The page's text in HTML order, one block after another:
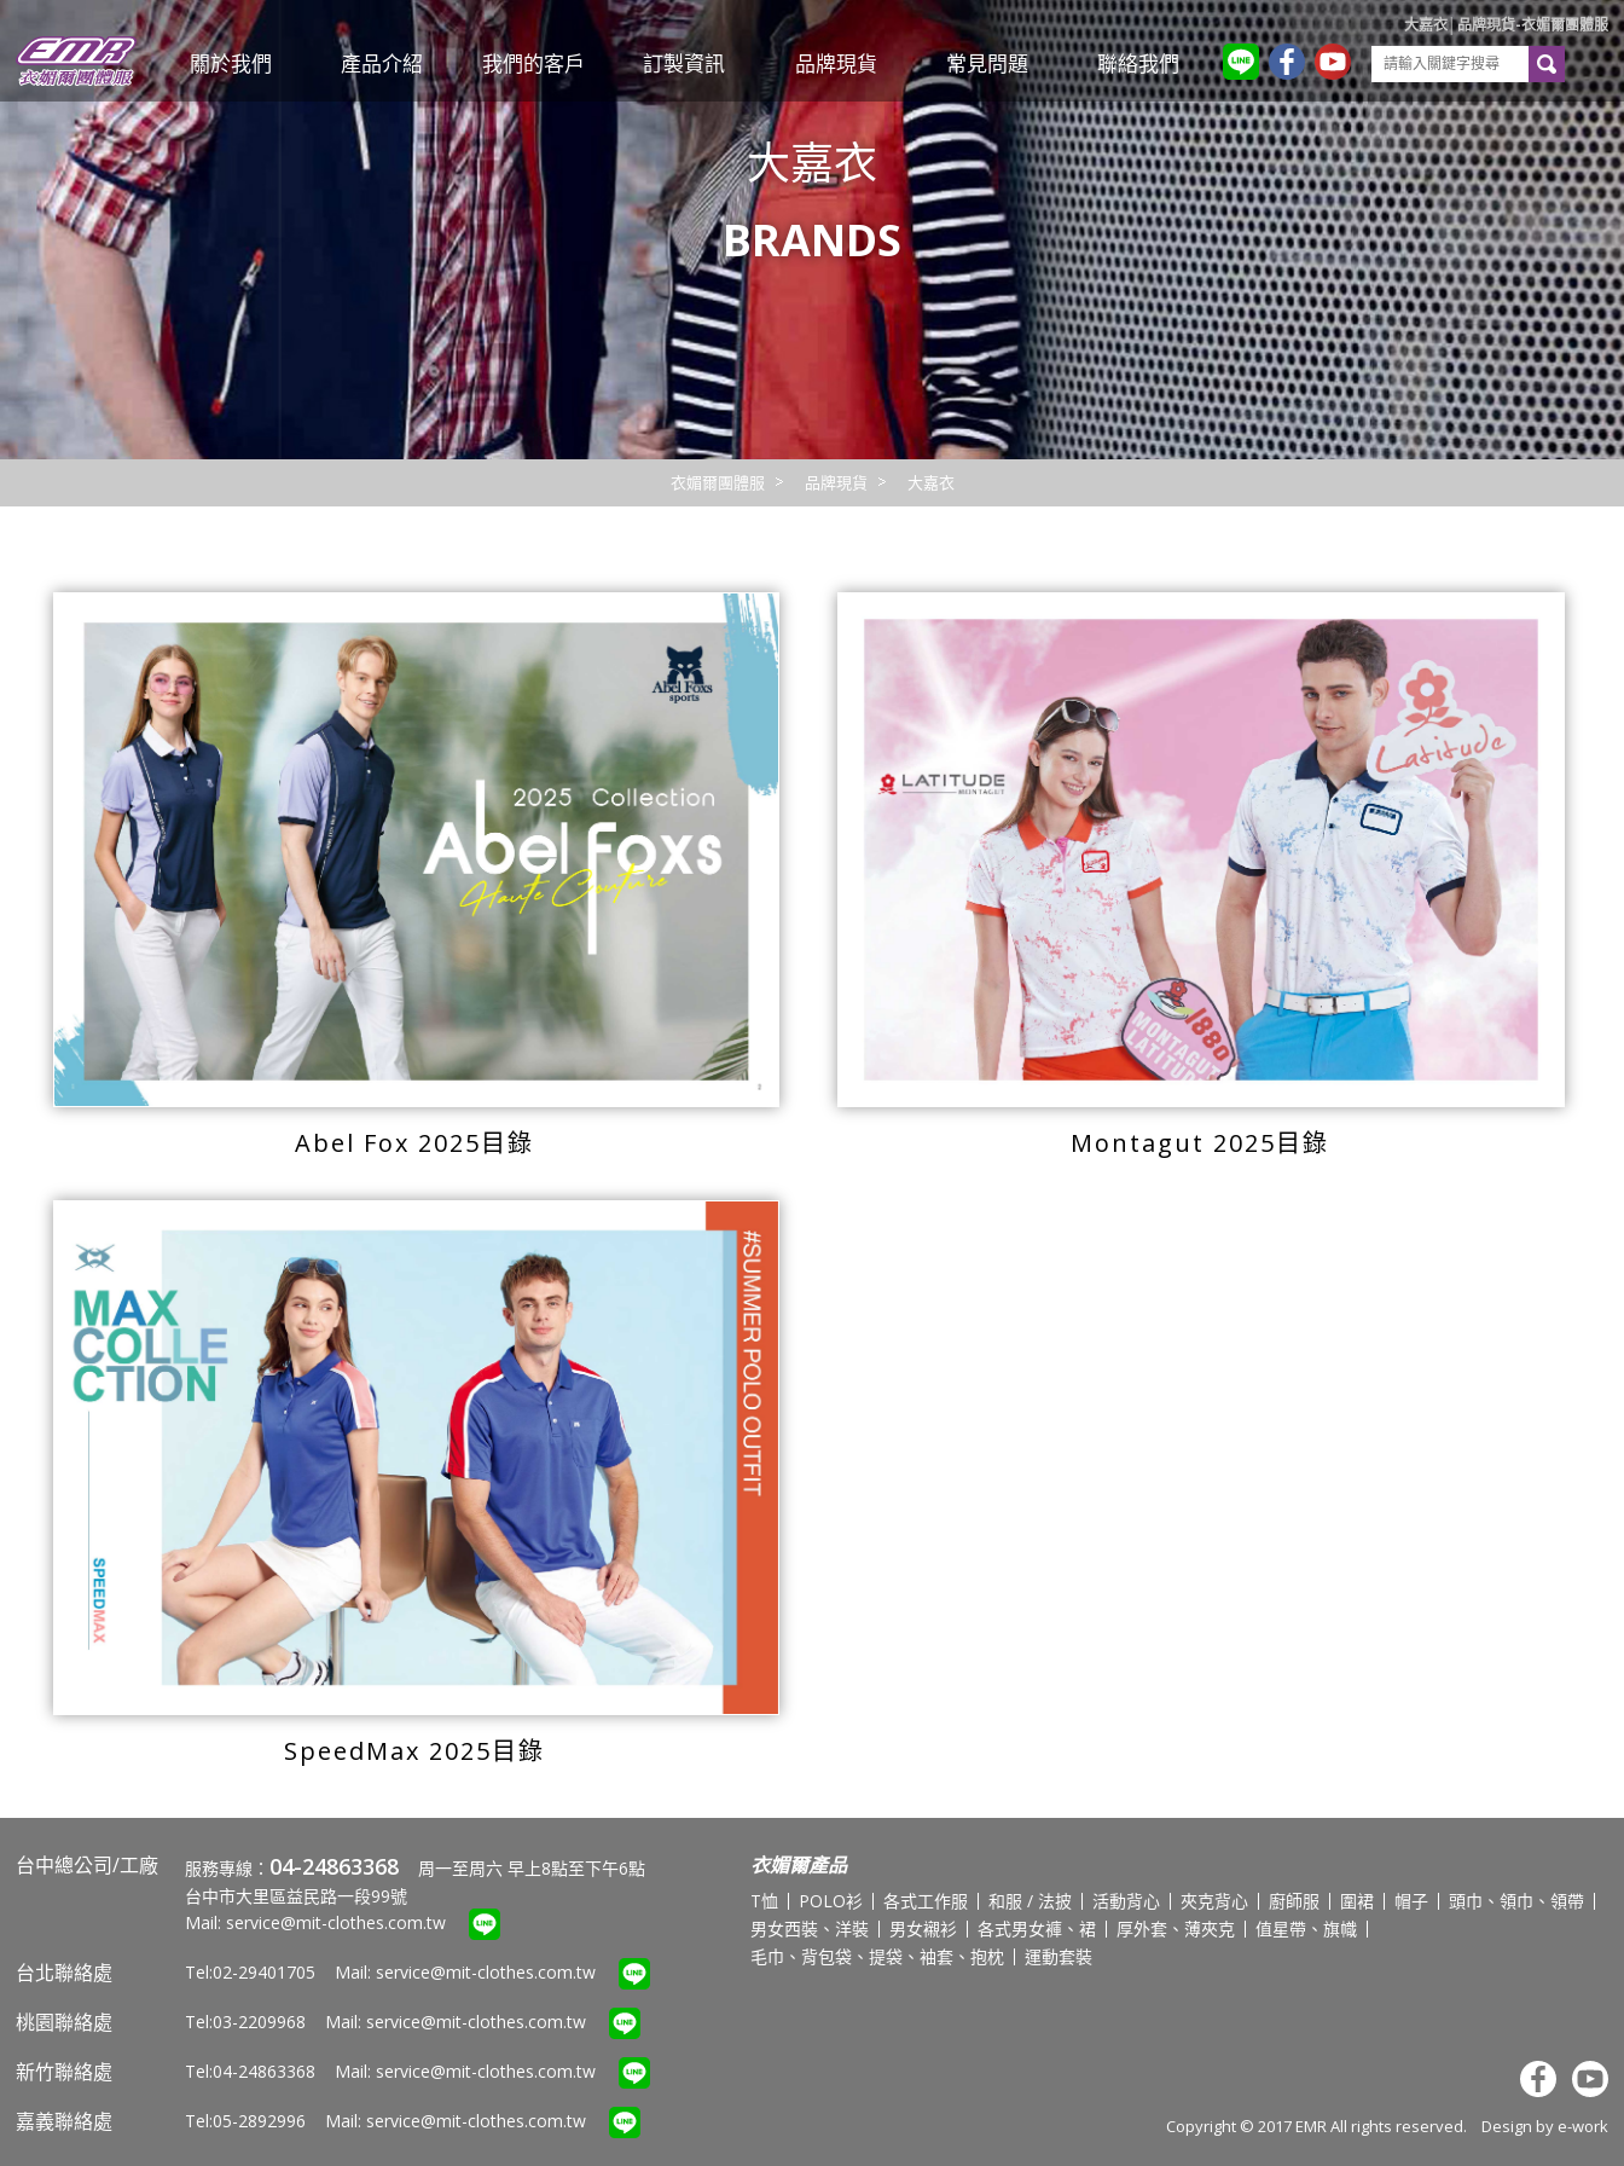
大嘉衣│品牌現貨-衣媚爾團體服
關於我們
企業簡介
產品介紹
POLO衫
各式工作服
和服 / 法披
活動背心
夾克背心
頭巾、領巾、領帶
男女西裝、洋裝
男女襯衫
毛巾、背包袋、提袋、袖
套、抱枕
運動套裝
我們的客戶
公司行號
餐飲觀光
訂製資訊
尺寸對照表
布料材質特性
繡線顏色
品牌現貨
Crocodile
大嘉衣
CHAMOIS
FLARE 法拉利
CUMAR
常見問題
團體服
工作服
印繡報價
圖檔
布料
交貨
洗滌
聯絡我們
大嘉衣
BRANDS
衣媚爾團體服 品牌現貨 大嘉衣
Abel Fox 2025目錄 Montagut 2025目錄
SpeedMax 2025目錄
台中總公司/工廠 服務專線： 04-24863368 周一至周六 早上8點至下午6點
台中市大里區益民路一段99號
Mail: service@mit-clothes.com.tw
台北聯絡處 Tel:02-29401705 Mail: service@mit-clothes.com.tw
桃園聯絡處 Tel:03-2209968 Mail: service@mit-clothes.com.tw
新竹聯絡處 Tel:04-24863368 Mail: service@mit-clothes.com.tw
嘉義聯絡處 Tel:05-2892996 Mail: service@mit-clothes.com.tw
衣媚爾產品
T恤 POLO衫 各式工作服 和服 / 法披 活動背心 夾克背心 廚師服 圍裙 帽子
頭巾、領巾、領帶
男女西裝、洋裝
男女襯衫 各式男女褲、裙 厚外套、薄夾克
值星帶、旗幟
毛巾、背包袋、提袋、袖套、抱枕
運動套裝
Copyright © 2017 EMR All rights reserved. Design by e-work